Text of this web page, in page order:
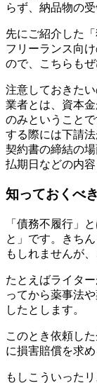
らず、納品物の
先にご紹介した
フリーランス向
ので、こちらもぜ
注意しておきたい
業者とは、資本
のみということ
する際には下請
契約書の締結の
払期日などの内
知っておくべ
「債務不履行」
と」です。きち
もしれませんが
たとえばライタ
ってから薬事法
したとします。
このとき依頼し
に損害賠償を求
もしこういった